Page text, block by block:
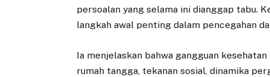
persoalan yang selama ini dianggap tabu.
langkah awal penting dalam pencegahan
Ia menjelaskan bahwa gangguan
rumah tangga, tekanan sosial, dinamika